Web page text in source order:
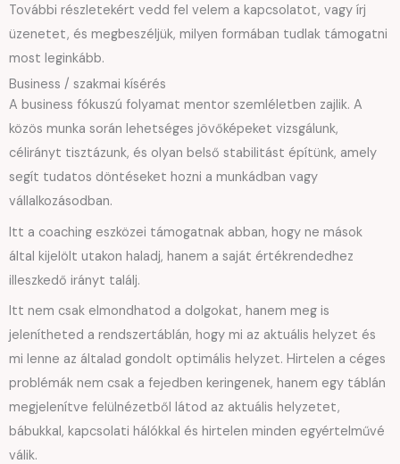
További részletekért vedd fel velem a kapcsolatot, vagy írj
üzenetet, és megbeszéljük, milyen formában tudlak támogatni
most leginkább.
Business / szakmai kísérés
A business fókuszú folyamat mentor szemléletben zajlik. A
közös munka során lehetséges jövőképeket vizsgálunk,
célirányt tisztázunk, és olyan belső stabilitást építünk, amely
segít tudatos döntéseket hozni a munkádban vagy
vállalkozásodban.
Itt a coaching eszközei támogatnak abban, hogy ne mások
által kijelölt utakon haladj, hanem a saját értékrendedhez
illeszkedő irányt találj.
Itt nem csak elmondhatod a dolgokat, hanem meg is
jelenítheted a rendszertáblán, hogy mi az aktuális helyzet és
mi lenne az általad gondolt optimális helyzet. Hirtelen a céges
problémák nem csak a fejedben keringenek, hanem egy táblán
megjelenítve felülnézetből látod az aktuális helyzetet,
bábukkal, kapcsolati hálókkal és hirtelen minden egyértelművé
válik.